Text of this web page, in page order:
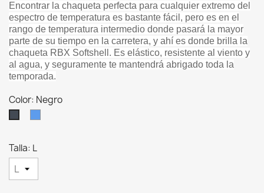
Encontrar la chaqueta perfecta para cualquier extremo del
espectro de temperatura es bastante fácil, pero es en el
rango de temperatura intermedio donde pasará la mayor
parte de su tiempo en la carretera, y ahí es donde brilla la
chaqueta RBX Softshell. Es elástico, resistente al viento y
al agua, y seguramente te mantendrá abrigado toda la
temporada.
Color: Negro
Talla: L